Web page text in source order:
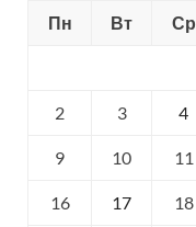
Пн
Вт Ср
2 3 4
9 10 11
16 17 18